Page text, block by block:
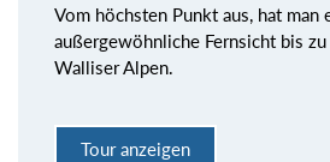
Vom höchsten Punkt aus, hat man
außergewöhnliche Fernsicht bis
Walliser Alpen.
Tour anzeigen